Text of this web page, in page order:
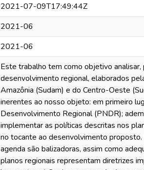
2021-07-09T17:49:44Z
2021-06
2021-06
Este trabalho tem como objetivo
desenvolvimento regional, elaborados
Amazônia (Sudam) e do Centro-Oeste
inerentes ao nosso objeto: em primeiro
Desenvolvimento Regional (PNDR);
implementar as políticas descritas nos
no tocante ao desenvolvimento
agenda são balizadoras, assim como
planos regionais representam diretrizes